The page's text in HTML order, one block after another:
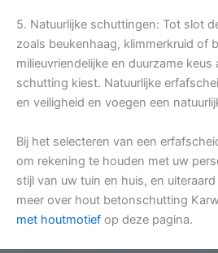
5. Natuurlijke schuttingen: Tot slot
zoals beukenhaag, klimmerkruid of
milieuvriendelijke en duurzame
schutting kiest. Natuurlijke
en veiligheid en voegen een
Bij het selecteren van een
om rekening te houden met uw
stijl van uw tuin en huis, en
meer over hout betonschutting
met houtmotief op deze pagina.